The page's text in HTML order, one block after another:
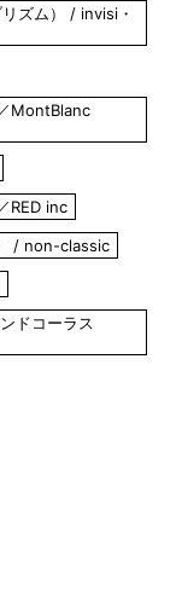
ズム） / invisi・
MontBlanc
RED inc
/ non-classic
ドコーラス